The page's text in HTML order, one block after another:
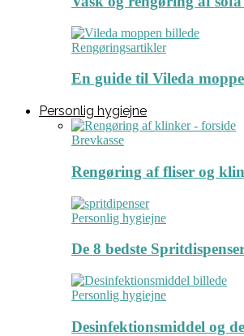
Rengøringsartikler
En guide til Vileda
Personlig hygiejne
Brevkasse
Rengøring af fliser og
Personlig hygiejne
De 8 bedste
Personlig hygiejne
Desinfektionsmiddel og